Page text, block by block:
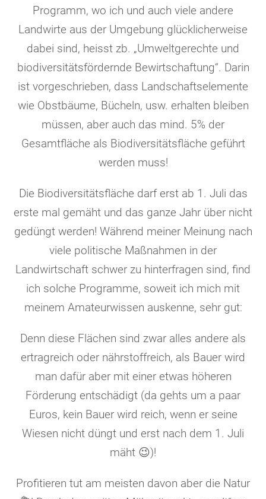
Programm, wo ich und auch viele andere
Landwirte aus der Umgebung glücklicherweise
dabei sind, heisst zb. „Umweltgerechte und
biodiversitätsfördernde Bewirtschaftung“. Darin
ist vorgeschrieben, dass Landschaftselemente
wie Obstbäume, Bücheln, usw. erhalten bleiben
müssen, aber auch das mind. 5% der
Gesamtfläche als Biodiversitätsfläche geführt
werden muss!
Die Biodiversitätsfläche darf erst ab 1. Juli das
erste mal gemäht und das ganze Jahr über nicht
gedüngt werden! Während meiner Meinung nach
viele politische Maßnahmen in der
Landwirtschaft schwer zu hinterfragen sind, find
ich solche Programme, soweit ich mich mit
meinem Amateurwissen auskenne, sehr gut:
Denn diese Flächen sind zwar alles andere als
ertragreich oder nährstoffreich, als Bauer wird
man dafür aber mit einer etwas höheren
Förderung entschädigt (da gehts um a paar
Euros, kein Bauer wird reich, wenn er seine
Wiesen nicht düngt und erst nach dem 1. Juli
mäht 😉)!
Profitieren tut am meisten davon aber die Natur